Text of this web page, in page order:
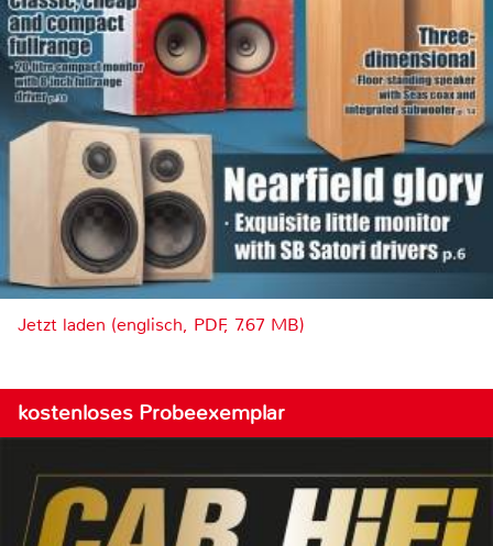
Jetzt laden (englisch, PDF, 7.67 MB)
kostenloses Probeexemplar